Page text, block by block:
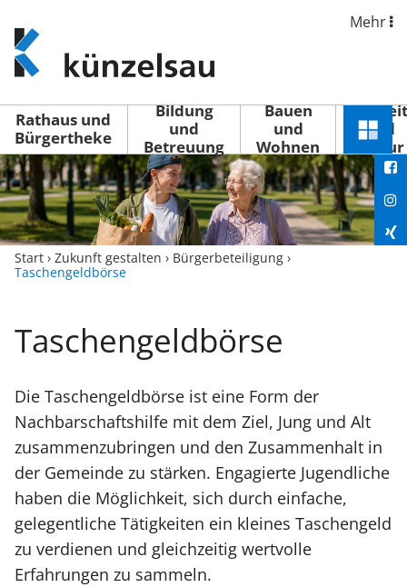
www.kuenzelsau.de
(zur
Startseite)
Mehr
Rathaus und
Bürgertheke
Bildung
und
Betreuung
Bauen
und
Wohnen
Freizeit
und
Kultur
Menü
Start › Zukunft gestalten › Bürgerbeteiligung ›
Taschengeldbörse
Taschengeldbörse
Die Taschengeldbörse ist eine Form der
Nachbarschaftshilfe mit dem Ziel, Jung und Alt
zusammenzubringen und den Zusammenhalt in
der Gemeinde zu stärken. Engagierte Jugendliche
haben die Möglichkeit, sich durch einfache,
gelegentliche Tätigkeiten ein kleines Taschengeld
zu verdienen und gleichzeitig wertvolle
Erfahrungen zu sammeln.